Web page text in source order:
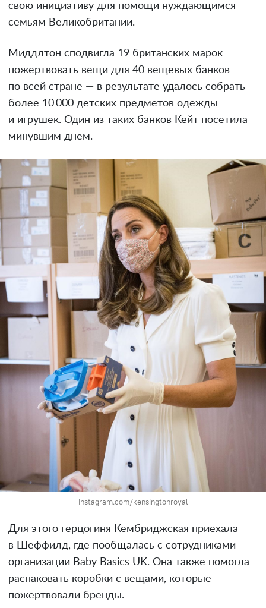
свою инициативу для помощи нуждающимся
семьям Великобритании.
Миддлтон сподвигла 19 британских марок
пожертвовать вещи для 40 вещевых банков
по всей стране — в результате удалось собрать
более 10 000 детских предметов одежды
и игрушек. Один из таких банков Кейт посетила
минувшим днем.
instagram.com/kensingtonroyal
Для этого герцогиня Кембриджская приехала
в Шеффилд, где пообщалась с сотрудниками
организации Baby Basics UK. Она также помогла
распаковать коробки с вещами, которые
пожертвовали бренды.